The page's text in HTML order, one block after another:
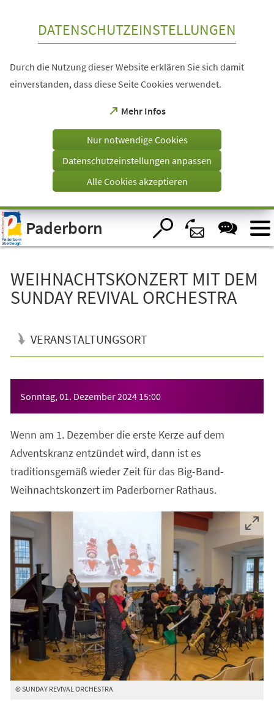
Visuelle
Assistenzsoftware
öffnen.
DATENSCHUTZEINSTELLUNGEN
Durch die Nutzung dieser Website erklären Sie sich damit
einverstanden, dass diese Seite Cookies verwendet.
Mehr Infos
(Öffnet
einem
Tab)
Nur notwendige Cookies
Datenschutzeinstellungen anpassen
Alle Cookies akzeptieren
Paderborn
WEIHNACHTSKONZERT MIT DEM
SUNDAY REVIVAL ORCHESTRA
VERANSTALTUNGSORT
Sonntag, 01. Dezember 2024 15:00
Wenn am 1. Dezember die erste Kerze auf dem
Adventskranz entzündet wird, dann ist es
traditionsgemäß wieder Zeit für das Big-Band-
Weihnachtskonzert im Paderborner Rathaus.
© SUNDAY REVIVAL ORCHESTRA